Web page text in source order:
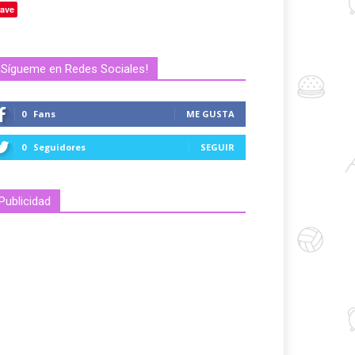
en Redes Sociales!
0 Fans ME GUSTA
0 Seguidores SEGUIR